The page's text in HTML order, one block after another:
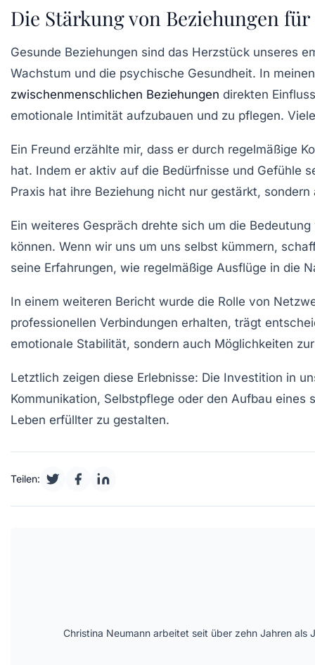
Die Stärkung von Beziehungen
Gesunde Beziehungen sind das Herzstück unseres
Wachstum und die psychische Gesundheit. In
zwischenmenschlichen Beziehungen direkten
emotionale Intimität aufzubauen und zu pflegen.
Ein Freund erzählte mir, dass er durch regelmäßige
hat. Indem er aktiv auf die Bedürfnisse und Gefühle
Praxis hat ihre Beziehung nicht nur gestärkt,
Ein weiteres Gespräch drehte sich um die
können. Wenn wir uns um uns selbst kümmern,
seine Erfahrungen, wie regelmäßige Ausflüge in die
In einem weiteren Bericht wurde die Rolle von
professionellen Verbindungen erhalten, trägt
emotionale Stabilität, sondern auch Möglichkeiten
Letztlich zeigen diese Erlebnisse: Die Investition in
Kommunikation, Selbstpflege oder den Aufbau
Leben erfüllter zu gestalten.
Teilen:
Christina Neumann arbeitet seit über zehn Jahren als